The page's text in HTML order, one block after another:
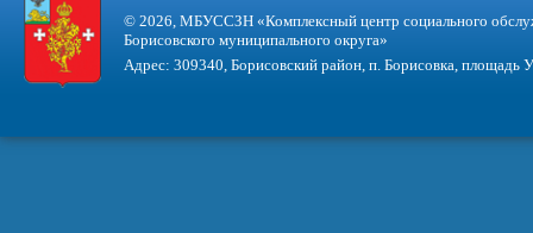
© 2026, МБУССЗН «Комплексный центр социального
Борисовского муниципального округа»
Адрес: 309340, Борисовский район, п. Борисовка, площадь